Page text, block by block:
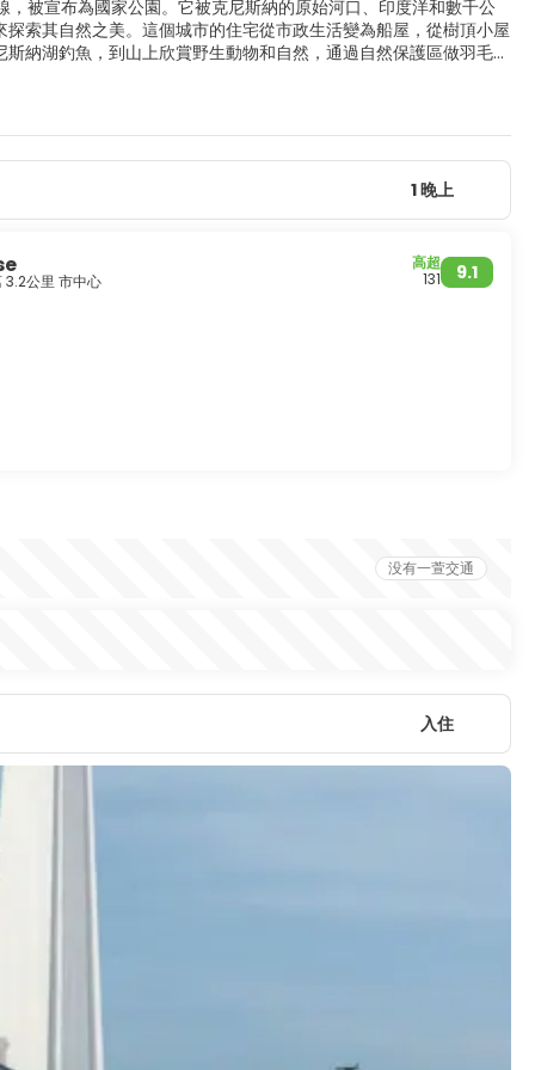
被宣布為國家公園。它被克尼斯納的原始河口、印度洋和數千公
索其自然之美。這個城市的住宅從市政生活變為船屋，從樹頂小屋
納湖釣魚，到山上欣賞野生動物和自然，通過自然保護區做羽毛床
1 晚上
3.2公里 市中心 9.1
高超
131
没有一萱交通
入住